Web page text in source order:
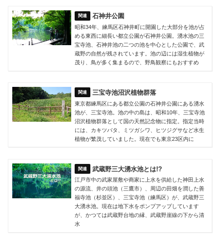
石神井公園
昭和34年、練馬区石神井町に開園した大部分を池が占
める東西に細長い都立公園が石神井公園。湧水池の三
宝寺池、石神井池の二つの池を中心とした公園で、武
蔵野の自然が残されています。池の辺には湿生植物が
茂り、鳥が多く集まるので、野鳥観察にもおすすめ
三宝寺池沼沢植物群落
東京都練馬区にある都立公園の石神井公園にある湧水
池が、三宝寺池。池の中の島は、昭和10年、三宝寺池
沼沢植物群落として国の天然記念物に指定。指定当時
には、カキツバタ、ミツガシワ、ヒツジグサなど水生
植物が繁茂していました。現在でも東京23区内に
武蔵野三大湧水池とは!?
江戸市中の武家屋敷や商家に上水を供給した神田上水
の源流、井の頭池（三鷹市）、周辺の田畑を潤した善
福寺池（杉並区）、三宝寺池（練馬区）が、武蔵野三
大湧水池。現在は地下水をポンプアップしています
が、かつては武蔵野台地の縁、武蔵野崖線の下から清
水